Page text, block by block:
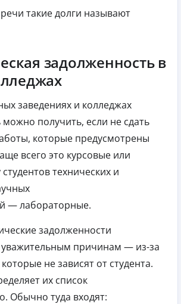
такие долги называют
задолженность в
заведениях и колледжах
получить, если не сдать
которые предусмотрены
всего это курсовые или
технических и
— лабораторные.
задолженности
причинам — из-за
не зависят от студента.
их список
Обычно туда входят: